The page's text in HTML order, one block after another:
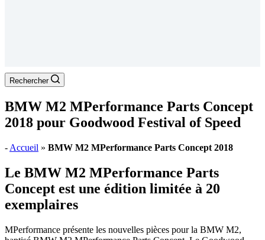
Rechercher
BMW M2 MPerformance Parts Concept
2018 pour Goodwood Festival of Speed
- Accueil » BMW M2 MPerformance Parts Concept 2018
Le BMW M2 MPerformance Parts
Concept est une édition limitée à 20
exemplaires
MPerformance présente les nouvelles pièces pour la BMW M2,